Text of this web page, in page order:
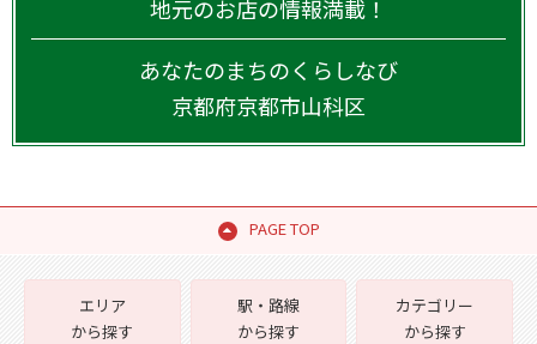
地元のお店の情報満載！
あなたのまちのくらしなび
京都府京都市山科区
PAGE TOP
エリア
から探す
駅・路線
から探す
カテゴリー
から探す